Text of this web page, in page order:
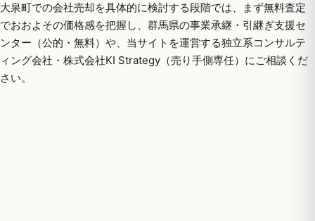
大泉町での会社売却を具体的に検討する段階では、まず無料査定
でおおよその価格感を把握し、群馬県の事業承継・引継ぎ支援セ
ンター（公的・無料）や、当サイトを運営する独立系コンサルテ
ィング会社・株式会社KI Strategy（売り手側専任）にご相談くだ
さい。